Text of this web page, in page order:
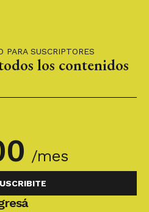
SUSCRIPTORES
los contenidos
/mes